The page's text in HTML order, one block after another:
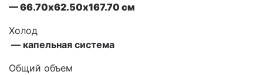
— 66.70х62.50х167.70 см
Холод
— капельная система
Общий объем